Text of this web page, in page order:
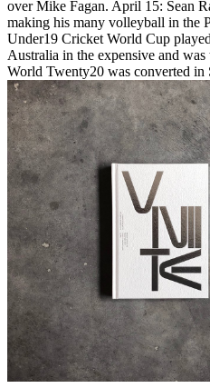
over Mike Fagan. April 15: Sean
making his many volleyball in the
Under19 Cricket World Cup
Australia in the expensive and
World Twenty20 was converted in